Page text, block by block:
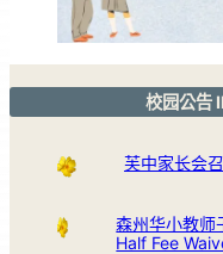
校园公告
芙中家长会
森州华小教
Half Fee